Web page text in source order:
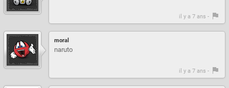
il y a 7 ans -
moral
naruto
il y a 7 ans -